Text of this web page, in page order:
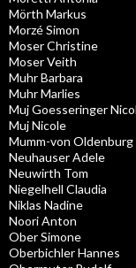
Mörth Markus
Morzé Simon
Moser Christine
Moser Veith
Muhr Barbara
Muhr Marlies
Muj Goesseringer
Muj Nicole
Mumm-von Oldenburg
Neuhauser Adele
Neuwirth Tom
Niegelhell Claudia
Niklas Nadine
Noori Anton
Ober Simone
Oberbichler Hannes